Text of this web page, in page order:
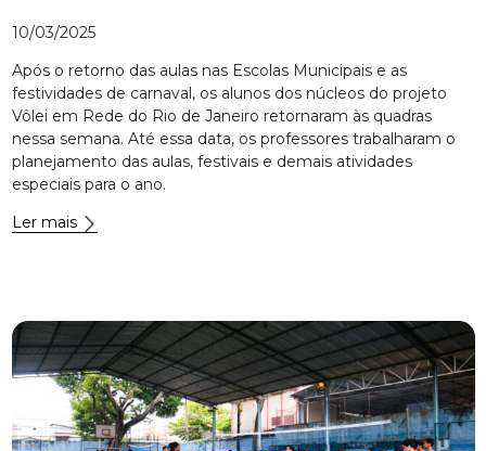
10/03/2025
Após o retorno das aulas nas Escolas Municipais e as
festividades de carnaval, os alunos dos núcleos do projeto
Vôlei em Rede do Rio de Janeiro retornaram às quadras
nessa semana. Até essa data, os professores trabalharam o
planejamento das aulas, festivais e demais atividades
especiais para o ano.
Ler mais